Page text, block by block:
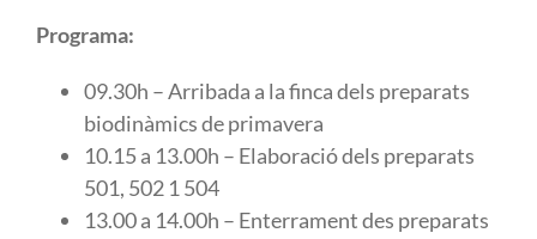
Programa:
09.30h – Arribada a la finca dels preparats
biodinàmics de primavera
10.15 a 13.00h – Elaboració dels preparats
501, 502 1 504
13.00 a 14.00h – Enterrament des preparats